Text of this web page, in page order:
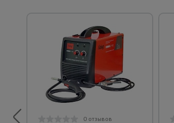
0 отзывов